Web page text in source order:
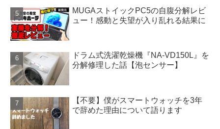
MUGAストイックPC5の自腹分解レビ
ュー！感動と失望が入り乱れる結果に
ドラム式洗濯乾燥機『NA-VD150L』を
分解修理した話【泡センサー】
【不要】僕がスマートウォッチを3年
で辞めた理由について語ります